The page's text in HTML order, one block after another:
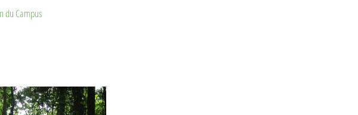
du Campus